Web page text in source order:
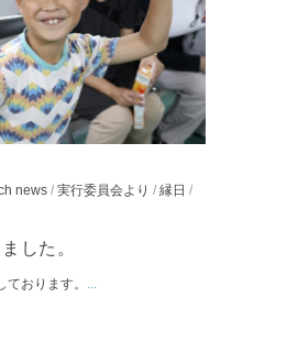
news / 実行委員会より / 縁日 /
した。
ております。 ...